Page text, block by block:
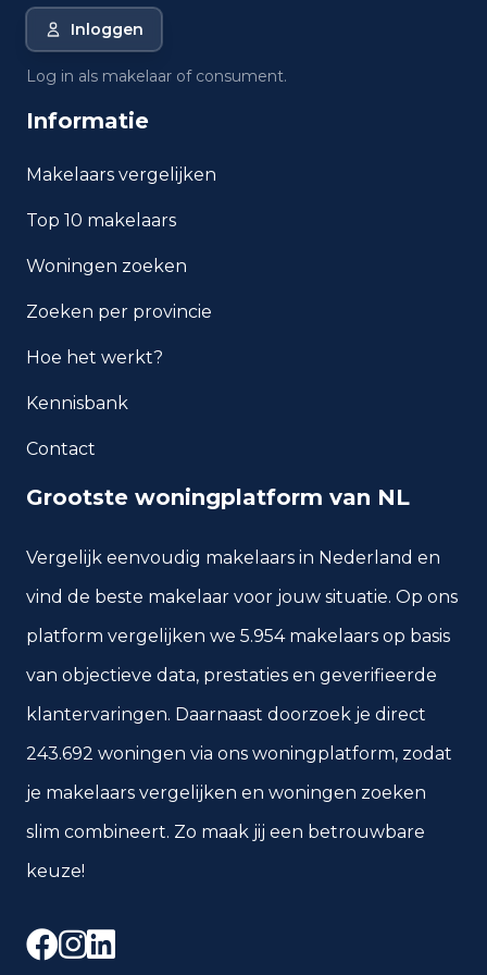
Wat is de gemiddelde WOZ-
Wat is het gemiddelde
Rotterdam?
Hoe veilig is wonen in
Welke woningtypen komen
het meest voor in Rotterdam?
Inloggen
Log in als makelaar of consument.
Informatie
Makelaars vergelijken
Top 10 makelaars
Woningen zoeken
Zoeken per provincie
Hoe het werkt?
Kennisbank
Contact
Grootste woningplatform van NL
Vergelijk eenvoudig makelaars in Nederland en
vind de beste makelaar voor jouw situatie. Op ons
platform vergelijken we 5.954 makelaars op basis
van objectieve data, prestaties en geverifieerde
klantervaringen. Daarnaast doorzoek je direct
243.692 woningen via ons woningplatform, zodat
je makelaars vergelijken en woningen zoeken
slim combineert. Zo maak jij een betrouwbare
keuze!
Facebook
Instagram
LinkedIn